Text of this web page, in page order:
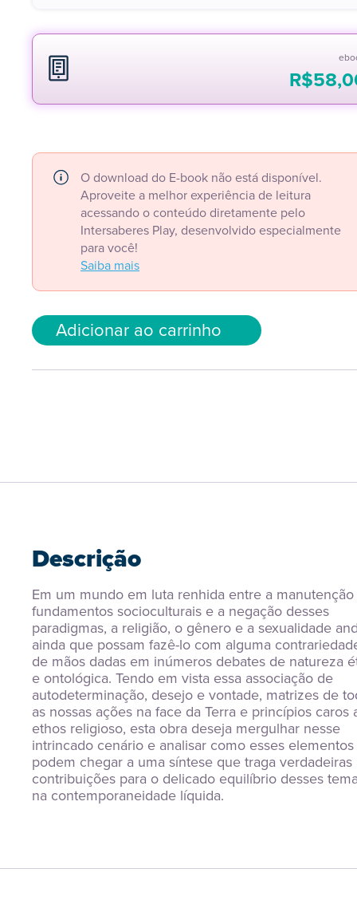
R$
O download do E-book não está disponível.
Aproveite a melhor experiência de leitura
acessando o conteúdo diretamente pelo
Intersaberes Play, desenvolvido especialmente
para você!
Saiba mais
Adicionar ao carrinho
Descrição
Em um mundo em luta renhida entre a
fundamentos socioculturais e a negação desses
paradigmas, a religião, o gênero e a sexualidade
ainda que possam fazê-lo com alguma
de mãos dadas em inúmeros debates de natureza
e ontológica. Tendo em vista essa associação de
autodeterminação, desejo e vontade, matrizes de
as nossas ações na face da Terra e princípios caros
ethos religioso, esta obra deseja mergulhar nesse
intrincado cenário e analisar como esses elementos
podem chegar a uma síntese que traga verdadeiras
contribuições para o delicado equilíbrio desses
na contemporaneidade líquida.